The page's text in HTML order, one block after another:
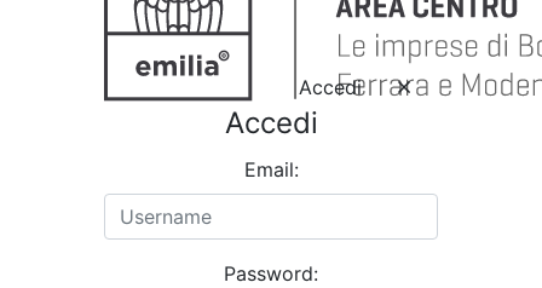
Accedi
Accedi
Email:
Password: